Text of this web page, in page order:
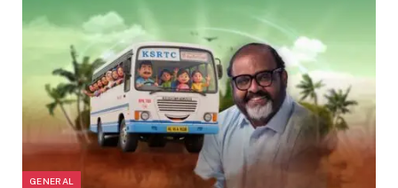
GENERAL